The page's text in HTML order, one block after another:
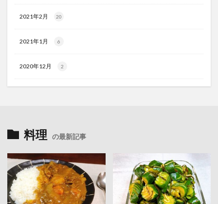
2021年2月 20
2021年1月 6
2020年12月 2
料理 の最新記事